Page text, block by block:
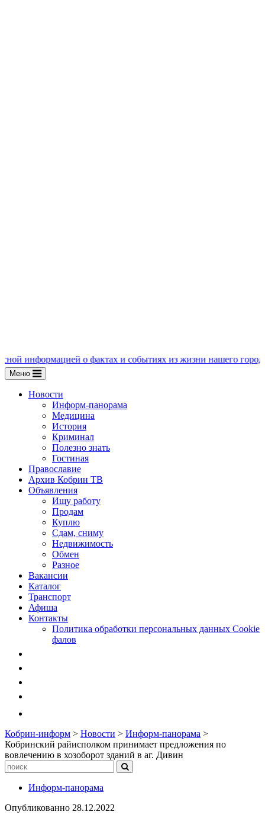
о фактах и событиях из жизни нашего города, пишите
Меню
Новости
Информ-панорама
Медицина
История
Криминал
Полезно знать
Гостиная
Православие
Архив Кобрин ТВ
Объявления
Ищу работу
Продам
Куплю
Сдам, сниму
Недвижимость
Обмен
Разное
Вакансии
Каталог
Транспорт
Афиша
Контакты
Политика обработки персональных данных Cookie
фалов
Кобрин-информ > Новости > Информ-панорама >
Кобринский райисполком принимает предложения по
вовлечению в хозоборот зданий в аг. Дивин
Информ-панорама
Опубликованно 28.12.2022